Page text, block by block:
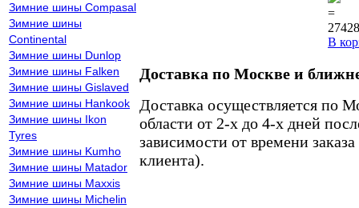
Зимние шины Compasal
Зимние шины
Continental
Зимние шины Dunlop
Зимние шины Falken
Зимние шины Gislaved
Зимние шины Hankook
Зимние шины Ikon
Tyres
Зимние шины Kumho
Зимние шины Matador
Зимние шины Maxxis
Зимние шины Michelin
=
В
Доставка по Москве и
Доставка осуществляется по
области от 2-х до 4-х дней
зависимости от времени
клиента).